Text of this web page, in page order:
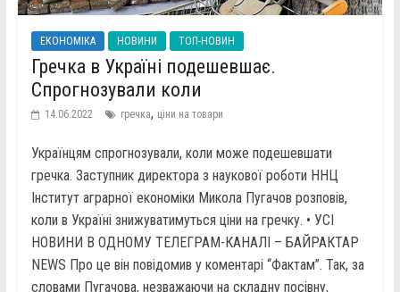
ЕКОНОМІКА НОВИНИ ТОП-НОВИН
Гречка в Україні подешевшає.
Спрогнозували коли
14.06.2022 гречка, ціни на товари
Українцям спрогнозували, коли може подешевшати
гречка. Заступник директора з наукової роботи ННЦ
Інститут аграрної економіки Микола Пугачов розповів,
коли в Україні знижуватимуться ціни на гречку. • УСІ
НОВИНИ В ОДНОМУ ТЕЛЕГРАМ-КАНАЛІ – БАЙРАКТАР
NEWS Про це він повідомив у коментарі “Фактам”. Так, за
словами Пугачова, незважаючи на складну посівну,